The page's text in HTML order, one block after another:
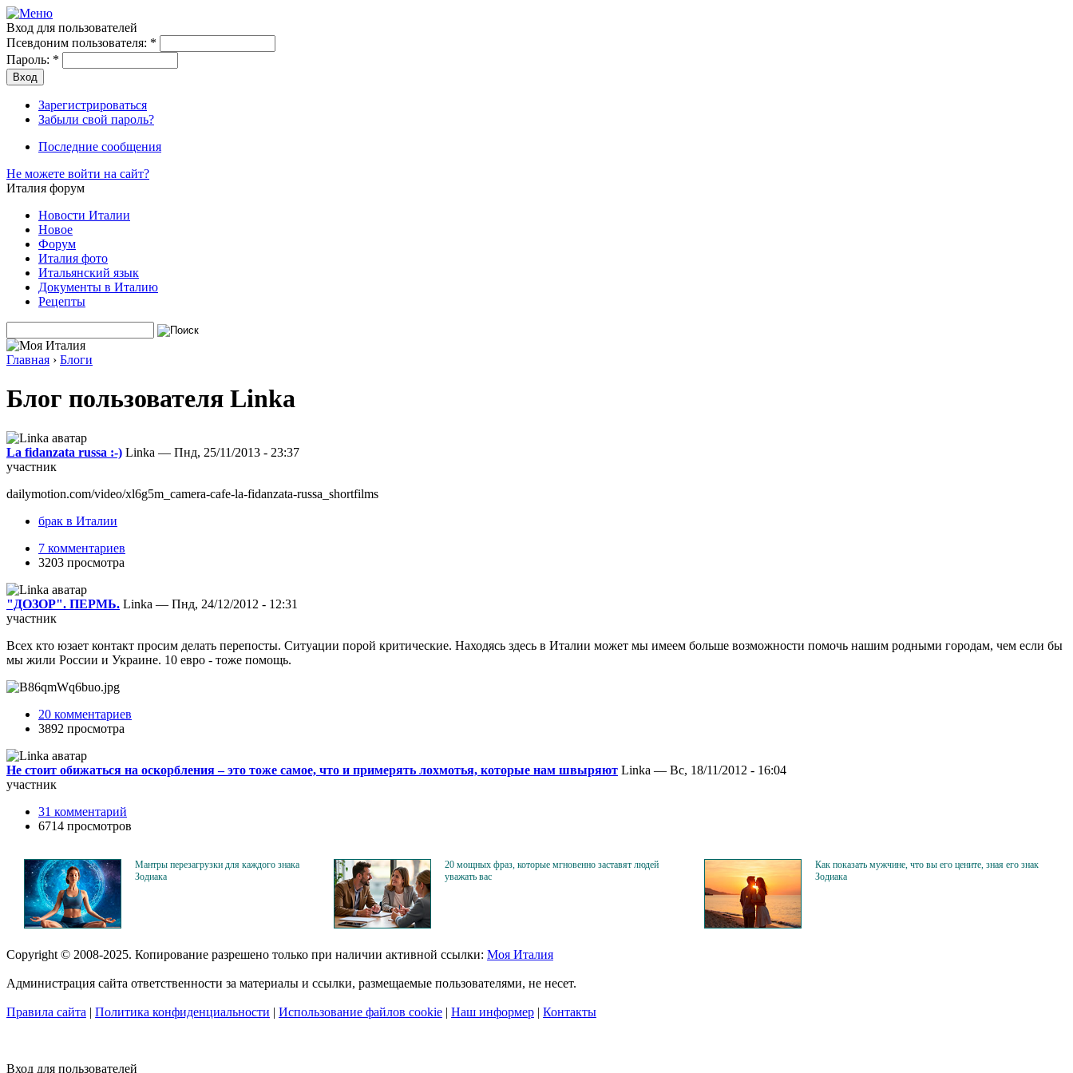
Вход для пользователей
Псевдоним пользователя: *
Пароль: *
Зарегистрироваться
Забыли свой пароль?
Последние сообщения
Не можете войти на сайт?
Италия форум
Новости Италии
Новое
Форум
Италия фото
Итальянский язык
Документы в Италию
Рецепты
Главная › Блоги
Блог пользователя Linka
La fidanzata russa :-) Linka — Пнд, 25/11/2013 - 23:37
участник
dailymotion.com/video/xl6g5m_camera-cafe-la-fidanzata-russa_shortfilms
брак в Италии
7 комментариев
3203 просмотра
"ДОЗОР". ПЕРМЬ. Linka — Пнд, 24/12/2012 - 12:31
участник
Всех кто юзает контакт просим делать перепосты. Ситуации порой критические. Находясь здесь в Италии может мы имеем больше возможности помочь нашим родными городам, чем если бы
мы жили России и Украине. 10 евро - тоже помощь.
20 комментариев
3892 просмотра
Не стоит обижаться на оскорбления – это тоже самое, что и примерять лохмотья, которые нам швыряют Linka — Вс, 18/11/2012 - 16:04
участник
31 комментарий
6714 просмотров
Мантры перезагрузки для каждого знака
Зодиака
20 мощных фраз, которые мгновенно заставят людей
уважать вас
Как показать мужчине, что вы его цените, зная его знак
Зодиака
Copyright © 2008-2025. Копирование разрешено только при наличии активной ссылки: Моя Италия
Администрация сайта ответственности за материалы и ссылки, размещаемые пользователями, не несет.
Правила сайта | Политика конфиденциальности | Использование файлов cookie | Наш информер | Контакты
Вход для пользователей